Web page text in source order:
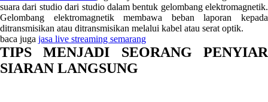
suara dari studio dari studio dalam bentuk gelombang elektromagnetik.
Gelombang elektromagnetik membawa beban laporan kepada
ditransmisikan atau ditransmisikan melalui kabel atau serat optik.
baca juga jasa live streaming semarang
TIPS MENJADI SEORANG PENYIAR
SIARAN LANGSUNG